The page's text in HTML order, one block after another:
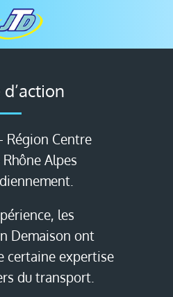
Région Centre
Alpes
les
Demaison ont
certaine expertise
du transport.